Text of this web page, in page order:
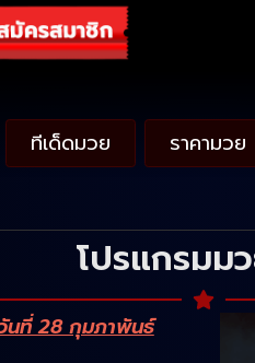
ทีเด็ดมวย ราคามวย
โปรแกรมม
นที่ 28 กุมภาพันธ์